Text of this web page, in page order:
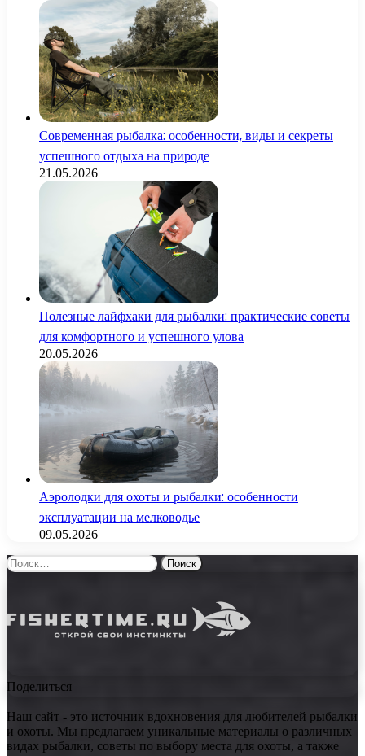
Современная рыбалка: особенности, виды и секреты
успешного отдыха на природе
21.05.2026
Полезные лайфхаки для рыбалки: практические советы
для комфортного и успешного улова
20.05.2026
Аэролодки для охоты и рыбалки: особенности
эксплуатации на мелководье
09.05.2026
Найти:
Поделиться
Наш сайт - это источник вдохновения для любителей рыбалки
и охоты. Мы предлагаем уникальные материалы о различных
видах рыбалки, советы по выбору места для охоты, а также